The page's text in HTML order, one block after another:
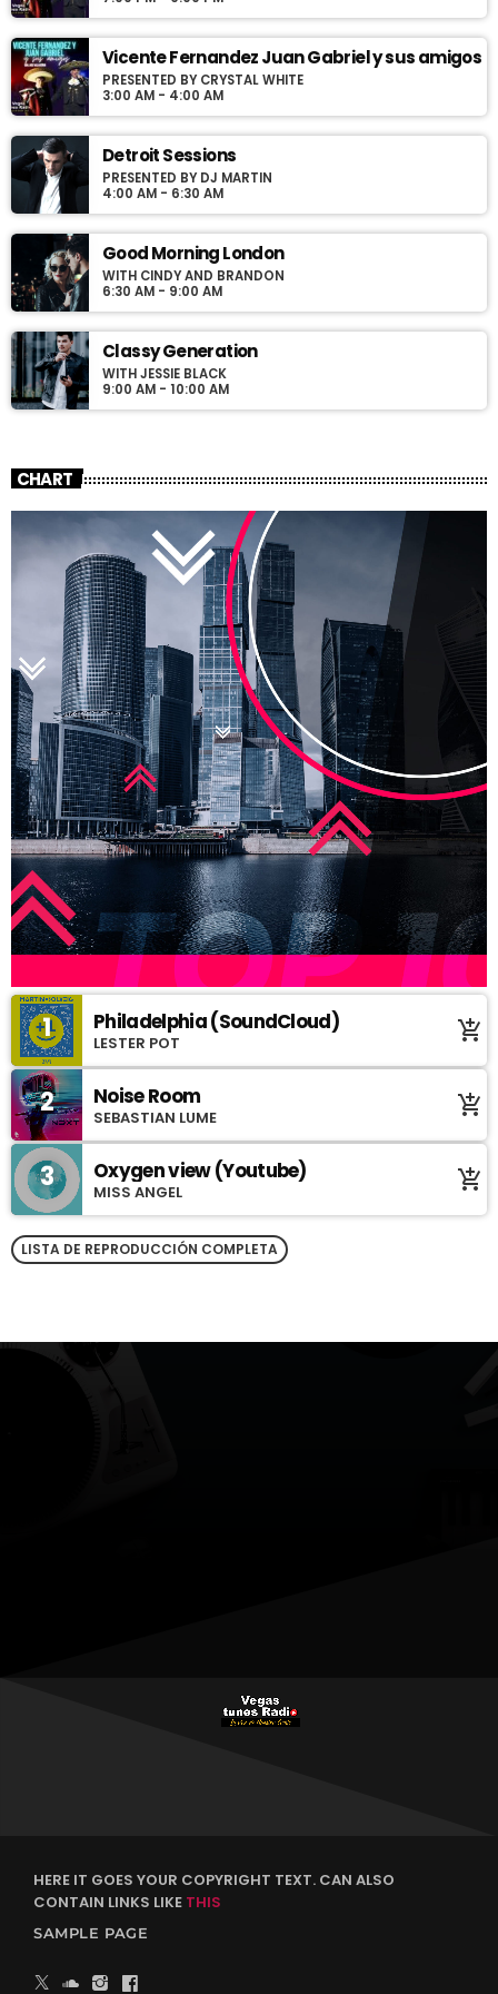
Vicente Fernandez Juan Gabriel y sus amigos
PRESENTED BY CRYSTAL WHITE
3:00 AM - 4:00 AM
Detroit Sessions
PRESENTED BY DJ MARTIN
4:00 AM - 6:30 AM
Good Morning London
WITH CINDY AND BRANDON
6:30 AM - 9:00 AM
Classy Generation
WITH JESSIE BLACK
9:00 AM - 10:00 AM
CHART
1 Philadelphia (SoundCloud)
LESTER POT add_shopping_cart
2 Noise Room
SEBASTIAN LUME add_shopping_cart
3 Oxygen view (Youtube)
MISS ANGEL add_shopping_cart
LISTA DE REPRODUCCIÓN COMPLETA
HERE IT GOES YOUR COPYRIGHT TEXT. CAN ALSO
CONTAIN LINKS LIKE THIS
SAMPLE PAGE